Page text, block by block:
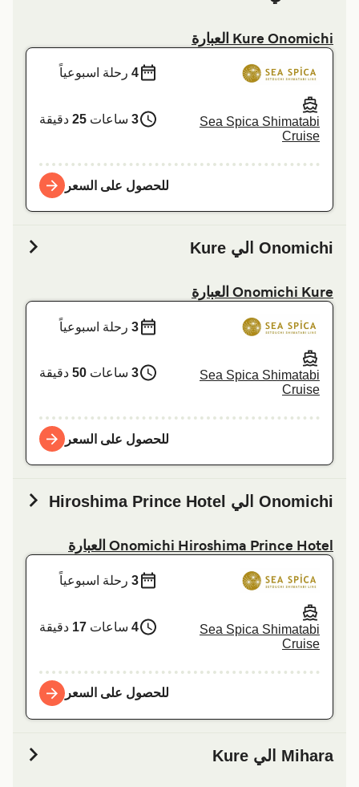
Kure Onomichi العبارة
Sea Spica Shimatabi
Cruise
4رحلة اسبوعياً
3 ساعات25دقيقة
للحصول على السعر
Onomichi الي Kure
Onomichi Kure العبارة
Sea Spica Shimatabi
Cruise
3رحلة اسبوعياً
3 ساعات50دقيقة
للحصول على السعر
Onomichi الي Hiroshima Prince Hotel
Onomichi Hiroshima Prince Hotel العبارة
Sea Spica Shimatabi
Cruise
3رحلة اسبوعياً
4 ساعات17دقيقة
للحصول على السعر
Mihara الي Kure